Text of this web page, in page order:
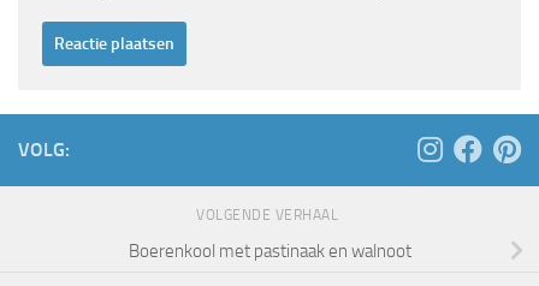
VOLG:
VOLGENDE VERHAAL
Boerenkool met pastinaak en walnoot